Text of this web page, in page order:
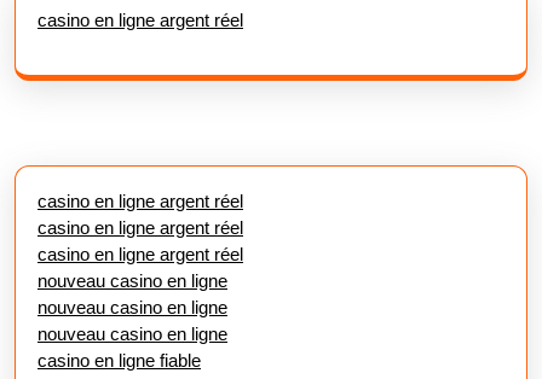
casino en ligne argent réel
casino en ligne argent réel
casino en ligne argent réel
casino en ligne argent réel
nouveau casino en ligne
nouveau casino en ligne
nouveau casino en ligne
casino en ligne fiable